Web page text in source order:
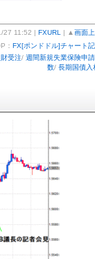
27 11:52 | FXURL | ▲ 画面
： FX[ポンドドル]チャート
受注/ 週間新規失業保険申
数/ 長期国債入